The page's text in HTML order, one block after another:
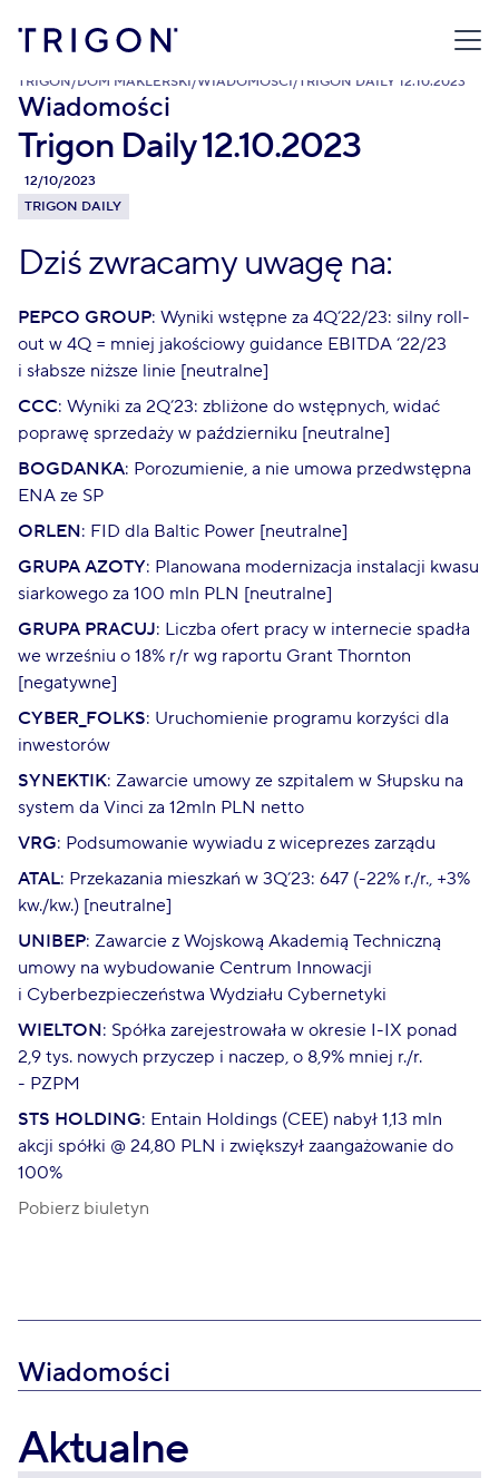
TRIGON/DOM MAKLERSKI/WIADOMOŚCI/ TRIGON DAILY 12.10.2023
Wiadomości
Trigon Daily 12.10.2023
12/10/2023
TRIGON DAILY
Dziś zwracamy uwagę na:
PEPCO GROUP: Wyniki wstępne za 4Q’22/23: silny roll-
out w 4Q = mniej jakościowy guidance EBITDA ‘22/23
i słabsze niższe linie [neutralne]
CCC: Wyniki za 2Q’23: zbliżone do wstępnych, widać
poprawę sprzedaży w październiku [neutralne]
BOGDANKA: Porozumienie, a nie umowa przedwstępna
ENA ze SP
ORLEN: FID dla Baltic Power [neutralne]
GRUPA AZOTY: Planowana modernizacja instalacji kwasu
siarkowego za 100 mln PLN [neutralne]
GRUPA PRACUJ: Liczba ofert pracy w internecie spadła
we wrześniu o 18% r/r wg raportu Grant Thornton
[negatywne]
CYBER_FOLKS: Uruchomienie programu korzyści dla
inwestorów
SYNEKTIK: Zawarcie umowy ze szpitalem w Słupsku na
system da Vinci za 12mln PLN netto
VRG: Podsumowanie wywiadu z wiceprezes zarządu
ATAL: Przekazania mieszkań w 3Q’23: 647 (-22% r./r., +3%
kw./kw.) [neutralne]
UNIBEP: Zawarcie z Wojskową Akademią Techniczną
umowy na wybudowanie Centrum Innowacji
i Cyberbezpieczeństwa Wydziału Cybernetyki
WIELTON: Spółka zarejestrowała w okresie I-IX ponad
2,9 tys. nowych przyczep i naczep, o 8,9% mniej r./r.
- PZPM
STS HOLDING: Entain Holdings (CEE) nabył 1,13 mln
akcji spółki @ 24,80 PLN i zwiększył zaangażowanie do
100%
Pobierz biuletyn
Wiadomości
Aktualne